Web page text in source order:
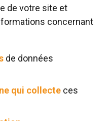
de votre site et
concernant
de données
qui collecte ces